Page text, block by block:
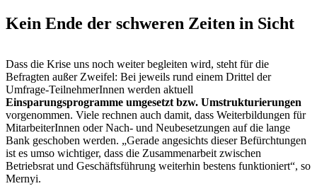
Kein Ende der schweren Zeiten in Sicht
Dass die Krise uns noch weiter begleiten wird, steht für die
Befragten außer Zweifel: Bei jeweils rund einem Drittel der
Umfrage-TeilnehmerInnen werden aktuell
Einsparungsprogramme umgesetzt bzw. Umstrukturierungen
vorgenommen. Viele rechnen auch damit, dass Weiterbildungen für
MitarbeiterInnen oder Nach- und Neubesetzungen auf die lange
Bank geschoben werden. „Gerade angesichts dieser Befürchtungen
ist es umso wichtiger, dass die Zusammenarbeit zwischen
Betriebsrat und Geschäftsführung weiterhin bestens funktioniert“, so
Mernyi.